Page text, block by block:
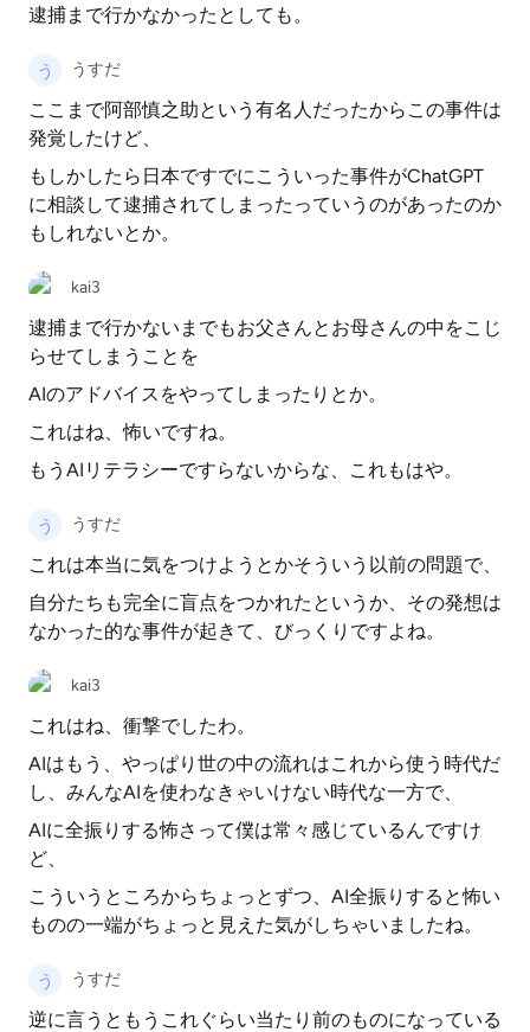
逮捕まで行かなかったとしても。
うすだ
ここまで阿部慎之助という有名人だったからこの事件は
発覚したけど、
もしかしたら日本ですでにこういった事件がChatGPT
に相談して逮捕されてしまったっていうのがあったのか
もしれないとか。
kai3
逮捕まで行かないまでもお父さんとお母さんの中をこじ
らせてしまうことを
AIのアドバイスをやってしまったりとか。
これはね、怖いですね。
もうAIリテラシーですらないからな、これもはや。
うすだ
これは本当に気をつけようとかそういう以前の問題で、
自分たちも完全に盲点をつかれたというか、その発想は
なかった的な事件が起きて、びっくりですよね。
kai3
これはね、衝撃でしたわ。
AIはもう、やっぱり世の中の流れはこれから使う時代だ
し、みんなAIを使わなきゃいけない時代な一方で、
AIに全振りする怖さって僕は常々感じているんですけ
ど、
こういうところからちょっとずつ、AI全振りすると怖い
ものの一端がちょっと見えた気がしちゃいましたね。
うすだ
逆に言うともうこれぐらい当たり前のものになっている